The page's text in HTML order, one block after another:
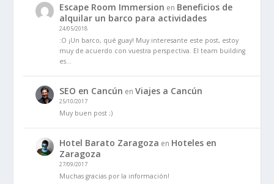
Escape Room Immersion en Beneficios de
alquilar un barco para actividades
24/05/2018
:O ¡Un barco, qué guay! Muy interesante este post, estoy
muy de acuerdo con vuestra perspectiva. El team building
es…
SEO en Cancún enViajes a Cancún
25/10/2017
Muy buen post ;)
Hotel Barato Zaragoza en Hoteles en
Zaragoza
27/09/2017
Muchas gracias por la información!